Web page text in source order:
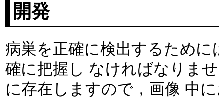
開発
病巣を正確に検出するため
確に把握し なければなりま
に存在しますので，画像 中